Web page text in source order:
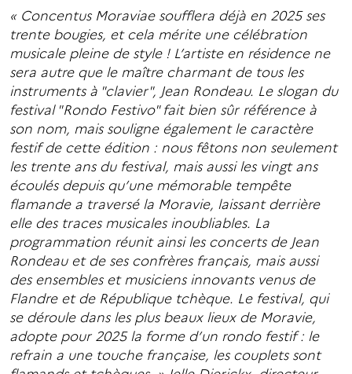
« Concentus Moraviae soufflera déjà en 2025 ses
trente bougies, et cela mérite une célébration
musicale pleine de style ! L’artiste en résidence ne
sera autre que le maître charmant de tous les
instruments à "clavier", Jean Rondeau. Le slogan du
festival "Rondo Festivo" fait bien sûr référence à
son nom, mais souligne également le caractère
festif de cette édition : nous fêtons non seulement
les trente ans du festival, mais aussi les vingt ans
écoulés depuis qu’une mémorable tempête
flamande a traversé la Moravie, laissant derrière
elle des traces musicales inoubliables. La
programmation réunit ainsi les concerts de Jean
Rondeau et de ses confrères français, mais aussi
des ensembles et musiciens innovants venus de
Flandre et de République tchèque. Le festival, qui
se déroule dans les plus beaux lieux de Moravie,
adopte pour 2025 la forme d’un rondo festif : le
refrain a une touche française, les couplets sont